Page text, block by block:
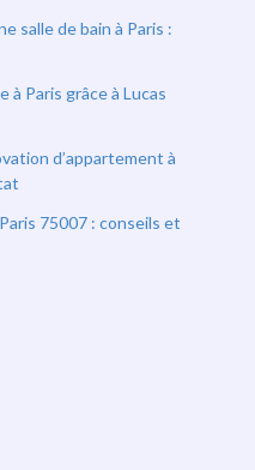
salle de bain à Paris :
à Paris grâce à Lucas
d’appartement à
75007 : conseils et